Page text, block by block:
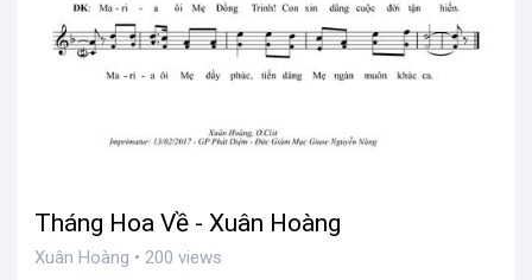
Tháng Hoa Về - Xuân Hoàng
Xuân Hoàng • 200 views